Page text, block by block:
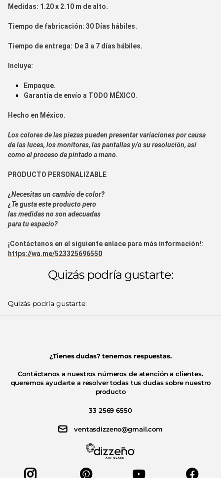
Medidas: 1.20 x 2.10 m de alto.
Tiempo de fabricación: 30 Días hábiles.
Tiempo de entrega: De 3 a 7 días hábiles.
Incluye:
Empaque.
Garantía de envío a TODO MÉXICO.
Hecho en México.
Los colores de las piezas pueden presentar variaciones por causa
de las luces, los monitores, las pantallas y/o su resolución, así
como el proceso de pintado a mano.
PRODUCTO PERSONALIZABLE
¿Necesitas un cambio de color?
¿Te gusta este producto pero
las medidas no son adecuadas
para tu espacio?
¡Contáctanos en el siguiente enlace para más información!:
https://wa.me/523325696550
Quizás podría gustarte:
Quizás podría gustarte:
¿Tienes dudas? tenemos respuestas.
Contáctanos a nuestros números de atención a clientes.
queremos ayudarte a resolver todas tus dudas sobre nuestro
producto
33 2569 6550
ventasdizzeno@gmail.com